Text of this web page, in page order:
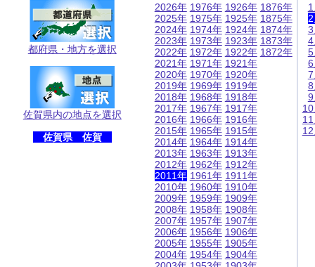
都府県・地方を選択
佐賀県内の地点を選択
佐賀県 佐賀
2026年
2025年
2024年
2023年
2022年
2021年
2020年
2019年
2018年
2017年
2016年
2015年
2014年
2013年
2012年
2011年
2010年
2009年
2008年
2007年
2006年
2005年
2004年
1976年
1975年
1974年
1973年
1972年
1971年
1970年
1969年
1968年
1967年
1966年
1965年
1964年
1963年
1962年
1961年
1960年
1959年
1958年
1957年
1956年
1955年
1954年
1926年
1925年
1924年
1923年
1922年
1921年
1920年
1919年
1918年
1917年
1916年
1915年
1914年
1913年
1912年
1911年
1910年
1909年
1908年
1907年
1906年
1905年
1904年
1876年
1875年
1874年
1873年
1872年